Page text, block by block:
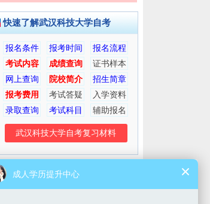
快速了解武汉科技大学自考
报名条件 报考时间
报名流程
考试内容
成绩查询
证书样本
网上查询
院校简介
招生简章
报考费用
考试答疑
入学资料
录取查询
考试科目 辅助报名
武汉科技大学自考复习材料
考生交流群